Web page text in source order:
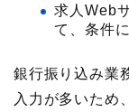
求人Web
て、条件
銀行振り込み業
入力が多いため